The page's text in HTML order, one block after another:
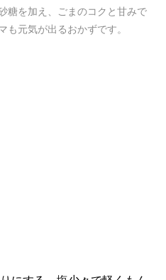
糖を加え、ごまのコクと甘みで
も元気が出るおかずです。